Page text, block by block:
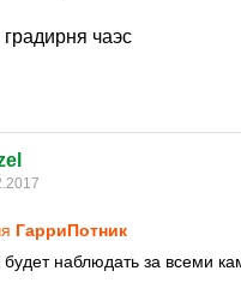
чаэс
ГарриПотник
будет наблюдать за всеми